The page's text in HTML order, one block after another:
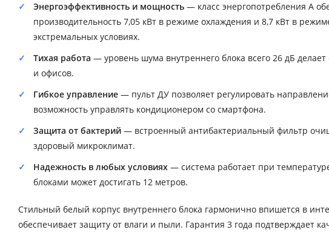
Энергоэффективность и мощность — класс энергопотребления A
производительность 7,05 кВт в режиме охлаждения и 8,7 кВт в
экстремальных условиях.
Тихая работа — уровень шума внутреннего блока всего 26 дБ
и офисов.
Гибкое управление — пульт ДУ позволяет регулировать
возможность управлять кондиционером со смартфона.
Защита от бактерий — встроенный антибактериальный фильтр
здоровый микроклимат.
Надежность в любых условиях — система работает при
блоками может достигать 12 метров.
Стильный белый корпус внутреннего блока гармонично впишется в
обеспечивает защиту от влаги и пыли. Гарантия 3 года подтверждает